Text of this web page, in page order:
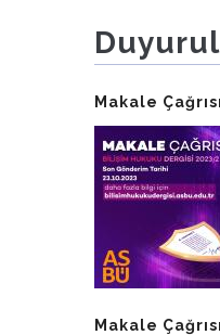
Makale
Makale